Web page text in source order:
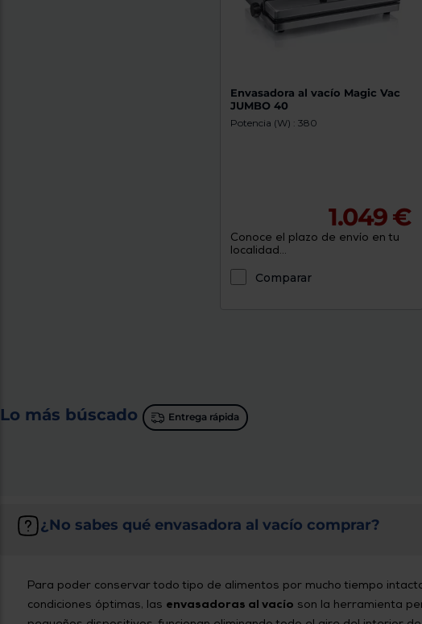
Envasadora al vacío Magic Vac
JUMBO 40
Potencia (W) : 380
1.049 €
Conoce el plazo de envío en tu
localidad...
Comparar
Lo más búscado Entrega rápida
¿No sabes qué envasadora al vacío comprar?
Para poder conservar todo tipo de alimentos por mucho tiempo
condiciones óptimas, las envasadoras al vacío son la herramienta